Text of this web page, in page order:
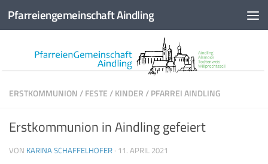
Zum Inhalt springen
Pfarreiengemeinschaft Aindling
ERSTKOMMUNION/FESTE/KINDER/PFARREI AINDLING
Erstkommunion in Aindling gefeiert
VON KARINA SCHAFFELHOFER · 11. APRIL 2021